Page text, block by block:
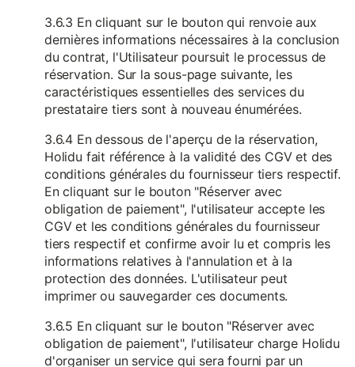
3.6.3 En cliquant sur le bouton qui renvoie aux
dernières informations nécessaires à la conclusion
du contrat, l'Utilisateur poursuit le processus de
réservation. Sur la sous-page suivante, les
caractéristiques essentielles des services du
prestataire tiers sont à nouveau énumérées.
3.6.4 En dessous de l'aperçu de la réservation,
Holidu fait référence à la validité des CGV et des
conditions générales du fournisseur tiers respectif.
En cliquant sur le bouton "Réserver avec
obligation de paiement", l'utilisateur accepte les
CGV et les conditions générales du fournisseur
tiers respectif et confirme avoir lu et compris les
informations relatives à l'annulation et à la
protection des données. L'utilisateur peut
imprimer ou sauvegarder ces documents.
3.6.5 En cliquant sur le bouton "Réserver avec
obligation de paiement", l'utilisateur charge Holidu
d'organiser un service qui sera fourni par un